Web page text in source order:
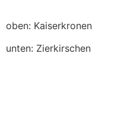
oben: Kaiserkronen
unten: Zierkirschen